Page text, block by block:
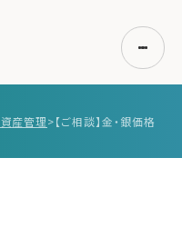
産管理>